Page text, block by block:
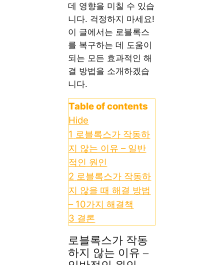
데 영향을 미칠 수 있습
니다. 걱정하지 마세요!
이 글에서는 로블록스
를 복구하는 데 도움이
되는 모든 효과적인 해
결 방법을 소개하겠습
니다.
Table of contents
Hide
1 로블록스가 작동하
지 않는 이유 – 일반
적인 원인
2 로블록스가 작동하
지 않을 때 해결 방법
– 10가지 해결책
3 결론
로블록스가 작동
하지 않는 이유 –